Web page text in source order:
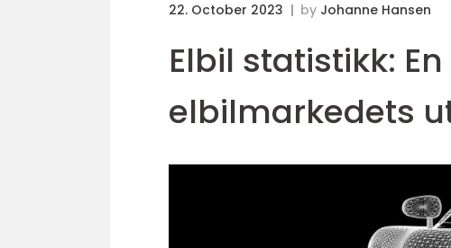
22. October 2023 by Johanne Hansen
Elbil statistikk:
elbilmarkedets